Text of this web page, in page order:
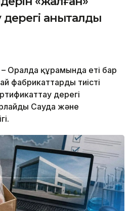
анықталды
Оралда құрамында еті бар
фабрикаттарды тиісті
дерегі
Сауда және